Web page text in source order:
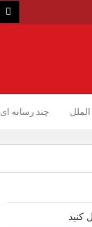
چند رسانه ای
کنید